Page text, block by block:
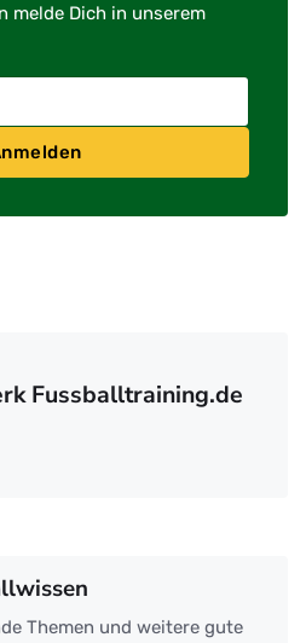
melde Dich in unserem
Fussballtraining.de
Themen und weitere gute